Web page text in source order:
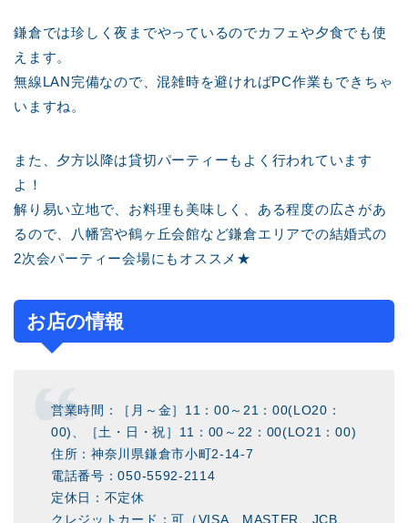
鎌倉では珍しく夜までやっているのでカフェや夕食でも使
えます。
無線LAN完備なので、混雑時を避ければPC作業もできちゃ
いますね。
また、夕方以降は貸切パーティーもよく行われています
よ！
解り易い立地で、お料理も美味しく、ある程度の広さがあ
るので、八幡宮や鶴ヶ丘会館など鎌倉エリアでの結婚式の
2次会パーティー会場にもオススメ★
お店の情報
営業時間：［月～金］11：00～21：00(LO20：
00)、［土・日・祝］11：00～22：00(LO21：00)
住所：神奈川県鎌倉市小町2-14-7
電話番号：050-5592-2114
定休日：不定休
クレジットカード：可（VISA、MASTER、JCB、